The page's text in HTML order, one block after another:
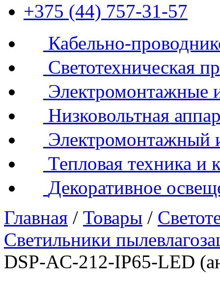
+375 (44) 757-31-57
Кабельно-
Светотехническая
Электромонтажные
Низковольтная
Электромонтажный
Тепловая техника и
Декоративное
Главная / Товары /
Светильники
DSP-AC-212-IP65-LED